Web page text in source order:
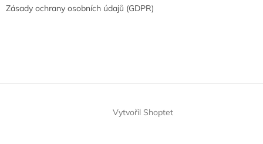
Zásady ochrany osobních údajů (GDPR)
Vytvořil Shoptet